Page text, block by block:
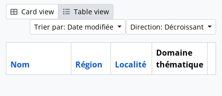
Card view
Table view
Trier par: Date modifiée
Direction: Décroissant
Nom Région Localité
Domaine
thématique